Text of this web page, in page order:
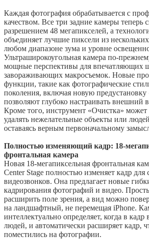
Каждая фотография обрабатывается с
качеством. Все три задние камеры теперь
разрешением 48 мегапикселей, а
объединяет лучшие пиксели из
любом диапазоне зума и уровне
Ультраширокоугольная камера по-
мощные перспективы для впечатляющих
завораживающих макросъемок. Новые
функции, такие как фотографические
поколения, включая новую
позволяют глубоко настраивать внешний
Кроме того, инструмент «Очистка» может
удалять нежелательные объекты или
оставаясь верным первоначальному
Полностью изменяющий кадр: 18-
фронтальная камера
Новая 18-мегапиксельная фронтальная
Center Stage полностью изменяет кадр для
видеозвонков. Она предлагает новые
кадрирования фотографий и видео.
расширить поле зрения, а вид можно
на ландшафтный, не перемещая iPhone.
интеллектуально определяет, когда в
людей, и автоматически расширяет кадр,
поместились на фотографии.